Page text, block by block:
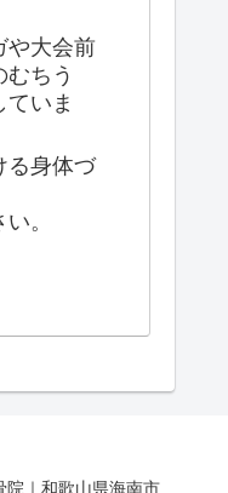
や大会前
ちう
いま
る身体づ
。
｜和歌山県海南市.